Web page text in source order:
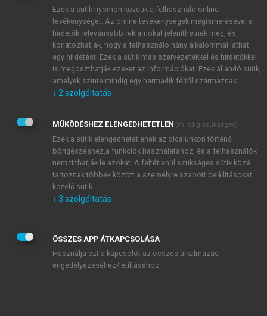
JELSZÓ ÚJRA
Kérek értesítést a MeRSZ újdonságairól, akcióiról.
Kérek értesítést az Akadémiai Kiadó Zrt. újdonságairól,
Adatkezelési tájékoztatóbanfoglaltakat tudomásul
veszem és elfogadom.
Általános vásárlási feltételeket, valamint a szotar.netés a
mersz.huoldalak licencszerződéseiben foglaltakat
tudomásul veszem és elfogadom.
KIPRÓBÁLOM
Ezek a sütik nyomon követik a felhasználó online
tevékenységét. Az online tevékenységek megismerésével a
hirdetők relevánsabb reklámokat jeleníthetnek meg, és
korlátozhatják, hogy a felhasználó hány alkalommal láthat
egy hirdetést. Ezek a sütik más szervezetekkel és hirdetőkkel
is megoszthatják ezeket az információkat. Ezek állandó sütik,
amelyek szinte mindig egy harmadik féltől származnak.
↓ 2 szolgáltatás
MŰKÖDÉSHEZ ELENGEDHETETLEN (mindig szükséges)
Ezek a sütik elengedhetetlenek az oldalunkon történő
böngészéshez,a funkciók használatához, és a felhasználók
nem tilthatják le azokat. A feltétlenül szükséges sütik közé
tartoznak többek között a személyre szabott beállításokat
kezelő sütik.
↓ 3 szolgáltatás
ÖSSZES APP ÁTKAPCSOLÁSA
Használja ezt a kapcsolót az összes alkalmazás
engedélyezéséhez/letiltásához.